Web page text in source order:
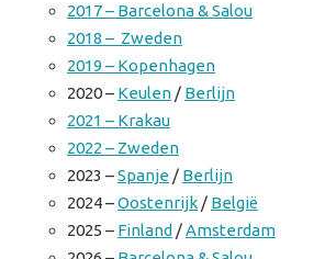
2017 – Barcelona & Salou
2018 – Zweden
2019 – Kopenhagen
2020 – Keulen / Berlijn
2021 – Krakau
2022 – Zweden
2023 –Spanje / Berlijn
2024 –Oostenrijk / België
2025 – Finland /Amsterdam